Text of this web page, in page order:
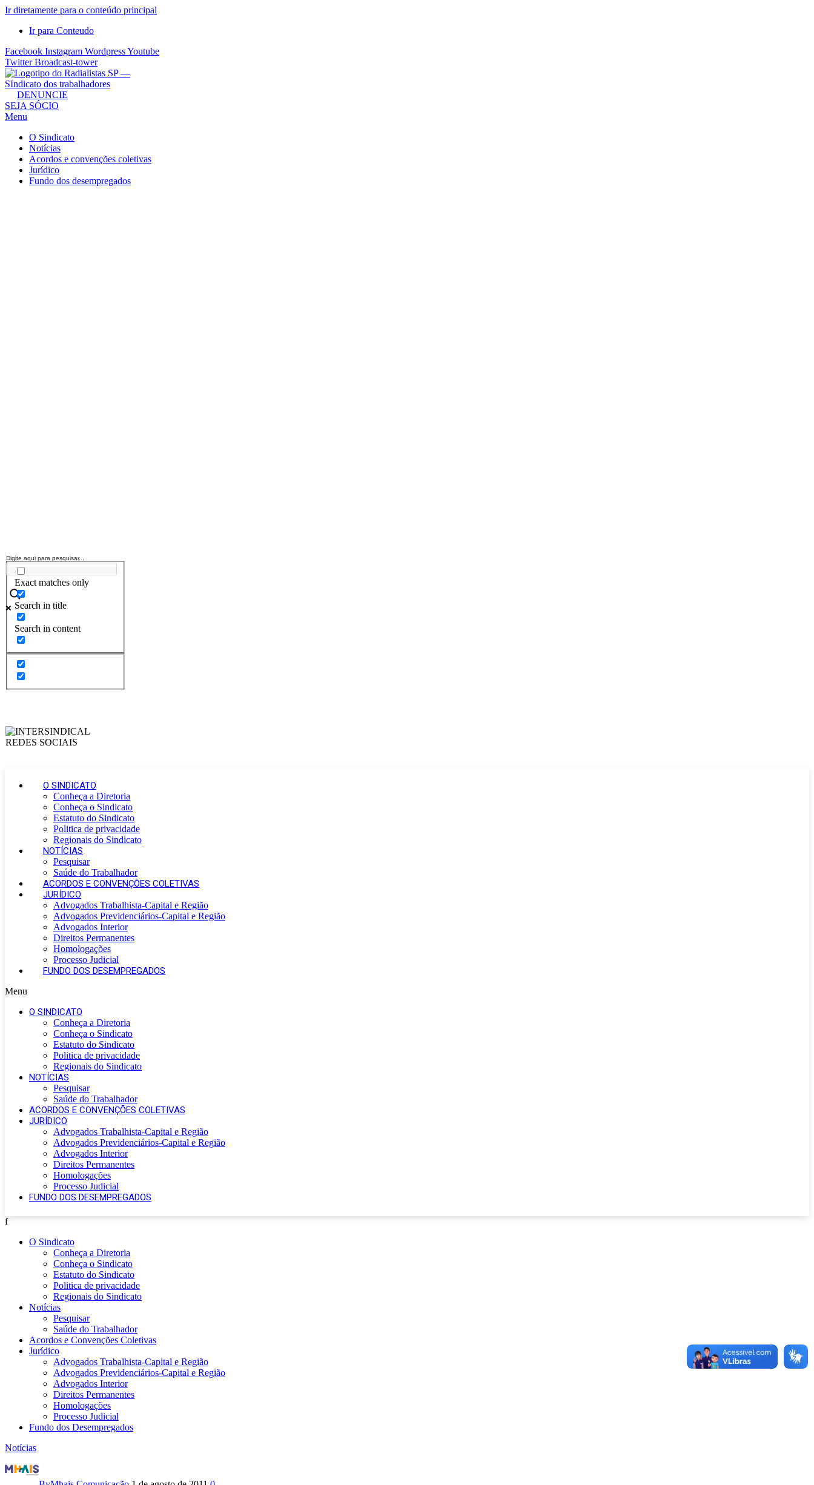
Ir diretamente para o conteúdo principal
Ir para Conteudo
Facebook Instagram WordpressYoutube
Twitter Broadcast-tower
Sindicato
dos
Radialistas
São
Paulo
Sindicato
DENUNCIE
SEJA SÓCIO
Menu
O Sindicato
Notícias
Acordos e convenções coletivas
Jurídico
Fundo dos desempregados
Exact matches only
Search in title
Search in content
O SINDICATO
Conheça a Diretoria
Conheça o Sindicato
Estatuto do Sindicato
Politica de privacidade
Regionais do Sindicato
NOTÍCIAS
Pesquisar
Saúde do Trabalhador
ACORDOS E CONVENÇÕES COLETIVAS
JURÍDICO
Advogados Trabalhista-Capital e Região
Advogados Previdenciários-Capital e Região
Advogados Interior
Direitos Permanentes
Homologações
Processo Judicial
FUNDO DOS DESEMPREGADOS
Menu
O SINDICATO
Conheça a Diretoria
Conheça o Sindicato
Estatuto do Sindicato
Politica de privacidade
Regionais do Sindicato
NOTÍCIAS
Pesquisar
Saúde do Trabalhador
ACORDOS E CONVENÇÕES COLETIVAS
JURÍDICO
Advogados Trabalhista-Capital e Região
Advogados Previdenciários-Capital e Região
Advogados Interior
Direitos Permanentes
Homologações
Processo Judicial
FUNDO DOS DESEMPREGADOS
f
O Sindicato
Conheça a Diretoria
Conheça o Sindicato
Estatuto do Sindicato
Politica de privacidade
Regionais do Sindicato
Notícias
Pesquisar
Saúde do Trabalhador
Acordos e Convenções Coletivas
Jurídico
Advogados Trabalhista-Capital e Região
Advogados Previdenciários-Capital e Região
Advogados Interior
Direitos Permanentes
Homologações
Processo Judicial
Fundo dos Desempregados
Notícias
Rede